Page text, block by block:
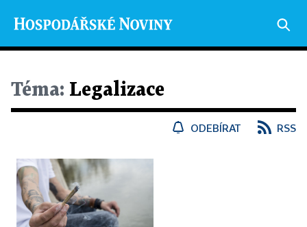
Téma: Legalizace
ODEBÍRAT RSS